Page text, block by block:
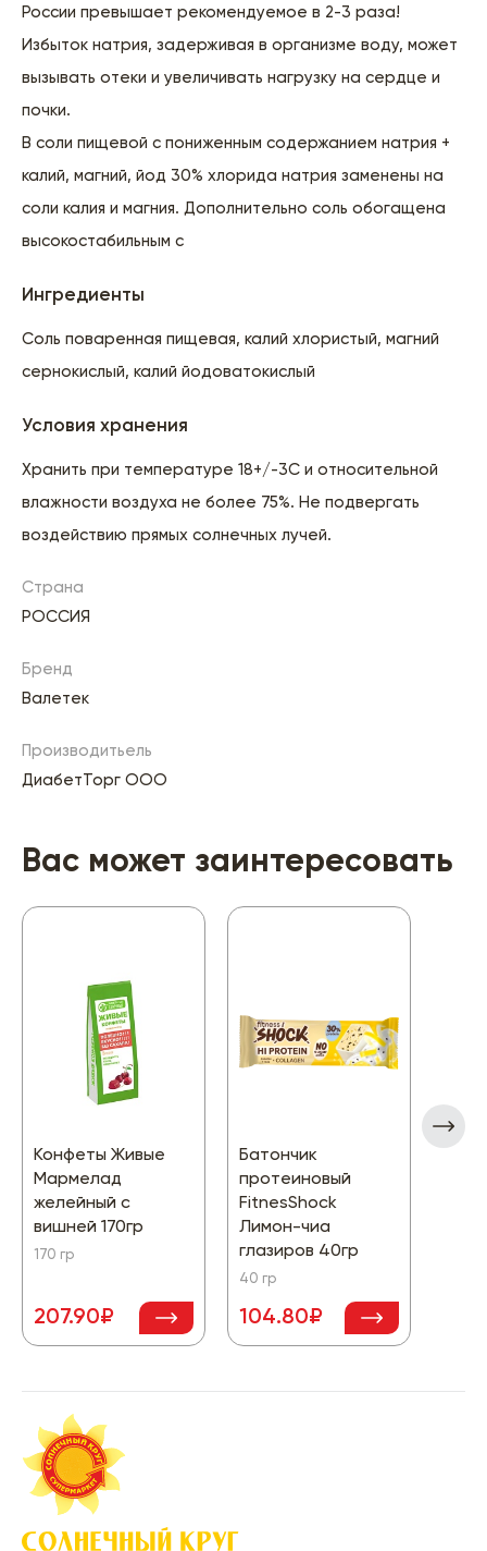
России превышает рекомендуемое в 2-3 раза!
Избыток натрия, задерживая в организме воду, может
вызывать отеки и увеличивать нагрузку на сердце и
почки.
В соли пищевой с пониженным содержанием натрия +
калий, магний, йод 30% хлорида натрия заменены на
соли калия и магния. Дополнительно соль обогащена
высокостабильным с
Ингредиенты
Соль поваренная пищевая, калий хлористый, магний
сернокислый, калий йодоватокислый
Условия хранения
Хранить при температуре 18+/-3С и относительной
влажности воздуха не более 75%. Не подвергать
воздействию прямых солнечных лучей.
Страна
РОССИЯ
Бренд
Валетек
Производитьель
ДиабетТорг ООО
Вас может заинтересовать
Конфеты Живые
Мармелад
желейный с
вишней 170гр
170 гр
207.90₽
Батончик
протеиновый
FitnesShock
Лимон-чиа
глазиров 40гр
40 гр
104.80₽